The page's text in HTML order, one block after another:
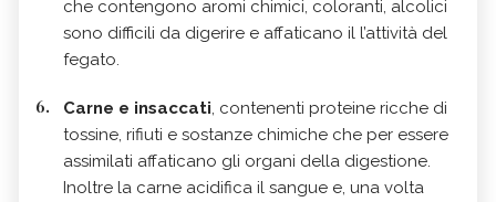
che contengono aromi chimici, coloranti, alcolici
sono difficili da digerire e affaticano il l’attività del
fegato.
Carne e insaccati, contenenti proteine ricche di
tossine, rifiuti e sostanze chimiche che per essere
assimilati affaticano gli organi della digestione.
Inoltre la carne acidifica il sangue e, una volta